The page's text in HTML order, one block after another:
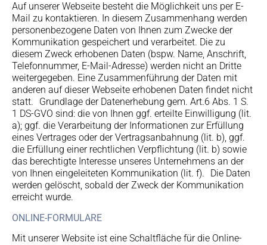
Auf unserer Webseite besteht die Möglichkeit uns per E-
Mail zu kontaktieren. In diesem Zusammenhang werden
personenbezogene Daten von Ihnen zum Zwecke der
Kommunikation gespeichert und verarbeitet. Die zu
diesem Zweck erhobenen Daten (bspw. Name, Anschrift,
Telefonnummer, E-Mail-Adresse) werden nicht an Dritte
weitergegeben. Eine Zusammenführung der Daten mit
anderen auf dieser Webseite erhobenen Daten findet nicht
statt. Grundlage der Datenerhebung gem. Art.6 Abs. 1 S.
1 DS-GVO sind: die von Ihnen ggf. erteilte Einwilligung (lit.
a); ggf. die Verarbeitung der Informationen zur Erfüllung
eines Vertrages oder der Vertragsanbahnung (lit. b), ggf.
die Erfüllung einer rechtlichen Verpflichtung (lit. b) sowie
das berechtigte Interesse unseres Unternehmens an der
von Ihnen eingeleiteten Kommunikation (lit. f). Die Daten
werden gelöscht, sobald der Zweck der Kommunikation
erreicht wurde.
ONLINE-FORMULARE
Mit unserer Website ist eine Schaltfläche für die Online-